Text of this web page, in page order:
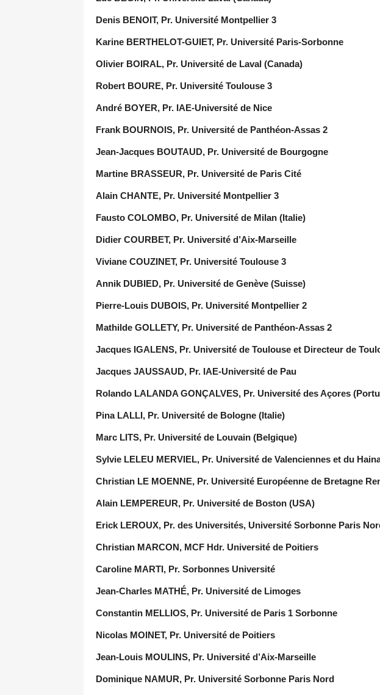
Denis BENOIT, Pr. Université Montpellier 3
Karine BERTHELOT-GUIET, Pr. Université Paris-Sorbonne
Olivier BOIRAL, Pr. Université de Laval (Canada)
Robert BOURE, Pr. Université Toulouse 3
André BOYER, Pr. IAE-Université de Nice
Frank BOURNOIS, Pr. Université de Panthéon-Assas 2
Jean-Jacques BOUTAUD, Pr. Université de Bourgogne
Martine BRASSEUR, Pr. Université de Paris Cité
Alain CHANTE, Pr. Université Montpellier 3
Fausto COLOMBO, Pr. Université de Milan (Italie)
Didier COURBET, Pr. Université d’Aix-Marseille
Viviane COUZINET, Pr. Université Toulouse 3
Annik DUBIED, Pr. Université de Genève (Suisse)
Pierre-Louis DUBOIS, Pr. Université Montpellier 2
Mathilde GOLLETY, Pr. Université de Panthéon-Assas 2
Jacques IGALENS, Pr. Université de Toulouse et Directeur de
Jacques JAUSSAUD, Pr. IAE-Université de Pau
Rolando LALANDA GONÇALVES, Pr. Université des Açores
Pina LALLI, Pr. Université de Bologne (Italie)
Marc LITS, Pr. Université de Louvain (Belgique)
Sylvie LELEU MERVIEL, Pr. Université de Valenciennes et du
Christian LE MOENNE, Pr. Université Européenne de Bretagne
Alain LEMPEREUR, Pr. Université de Boston (USA)
Erick LEROUX, Pr. des Universités, Université Sorbonne Paris
Christian MARCON, MCF Hdr. Université de Poitiers
Caroline MARTI, Pr. Sorbonnes Université
Jean-Charles MATHÉ, Pr. Université de Limoges
Constantin MELLIOS, Pr. Université de Paris 1 Sorbonne
Nicolas MOINET, Pr. Université de Poitiers
Jean-Louis MOULINS, Pr. Université d’Aix-Marseille
Dominique NAMUR, Pr. Université Sorbonne Paris Nord